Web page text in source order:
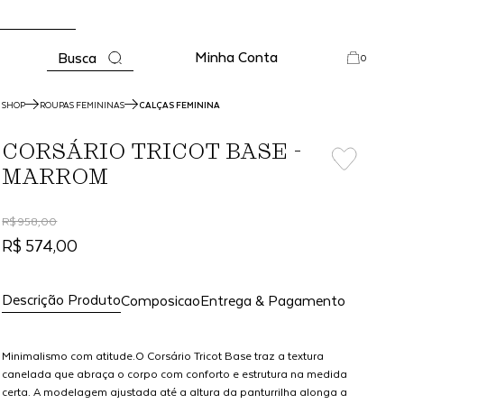
Busca Minha Conta 0
SHOP ROUPAS FEMININAS CALÇAS FEMININA
CORSÁRIO TRICOT BASE -
MARROM
R$ 958,00
R$ 574,00
Composicao
Descrição Produto Entrega & Pagamento
Minimalismo com atitude.O Corsário Tricot Base traz a textura
canelada que abraça o corpo com conforto e estrutura na medida
certa. A modelagem ajustada até a altura da panturrilha alonga a